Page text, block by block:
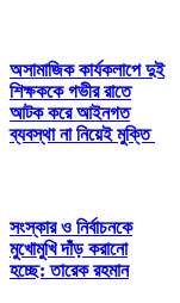
অসামাজিক কার্যকলাপে দুই
শিক্ষককে গভীর রাতে
আটক করে আইনগত
ব্যবস্থা না নিয়েই মুক্তি
সংস্কার ও নির্বাচনকে
মুখোমুখি দাঁড় করানো
হচ্ছে: তারেক রহমান